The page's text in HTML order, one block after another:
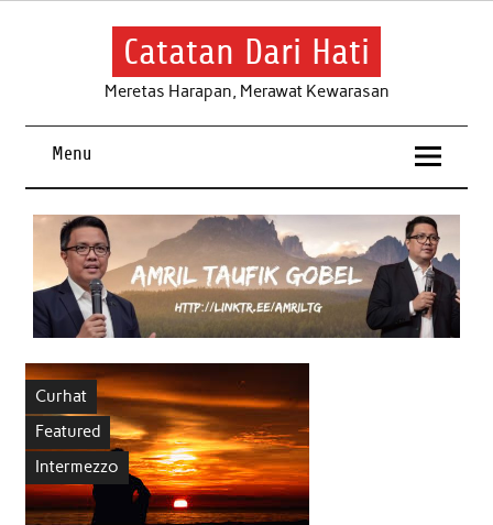
Skip
Catatan Dari Hati
Meretas Harapan, Merawat Kewarasan
Menu
Curhat
Featured
Intermezzo